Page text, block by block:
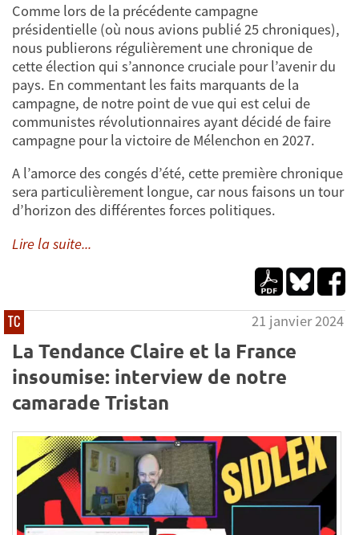
Comme lors de la précédente campagne
présidentielle (où nous avions publié 25 chroniques),
nous publierons régulièrement une chronique de
cette élection qui s’annonce cruciale pour l’avenir du
pays. En commentant les faits marquants de la
campagne, de notre point de vue qui est celui de
communistes révolutionnaires ayant décidé de faire
campagne pour la victoire de Mélenchon en 2027.
A l’amorce des congés d’été, cette première chronique
sera particulièrement longue, car nous faisons un tour
d’horizon des différentes forces politiques.
Lire la suite...
TC 21 janvier 2024
La Tendance Claire et la France
insoumise: interview de notre
camarade Tristan